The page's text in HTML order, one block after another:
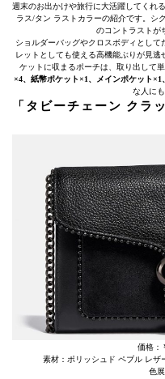
週末のお出かけや旅行に大活躍してくれ
ラス/タン ラストカラーの紹介です。シ
のコントラストが
ショルダーバッグやクロスボディとし
レットとしても使える高機能ぶりが見
ケットに収まるポーチは、取り出して
×4、紙幣ポケット×1、メインポケット
な人に
「タビーチェーン クラ
価格：
素材：ポリッシュド ペブル レザ
色